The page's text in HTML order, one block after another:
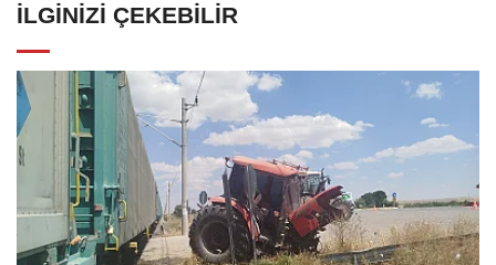
İLGINIZI ÇEKEBILIR